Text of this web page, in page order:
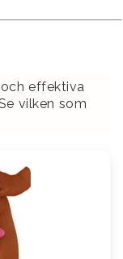
effektiva
vilken som